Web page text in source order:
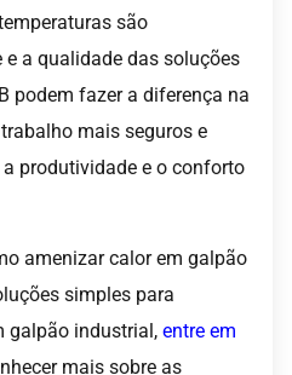
são
a qualidade das soluções
podem fazer a diferença na
mais seguros e
produtividade e o conforto
amenizar calor em galpão
simples para
galpão industrial, entre em
mais sobre as